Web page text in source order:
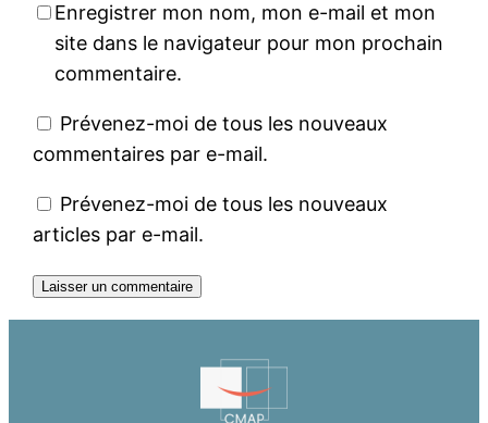
Enregistrer mon nom, mon e-mail et mon
site dans le navigateur pour mon prochain
commentaire.
Prévenez-moi de tous les nouveaux
commentaires par e-mail.
Prévenez-moi de tous les nouveaux
articles par e-mail.